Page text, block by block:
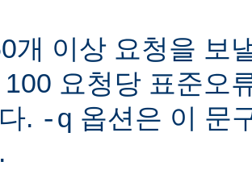
개 이상 요청을 보
100 요청당 표준오
. -q 옵션은 이 문